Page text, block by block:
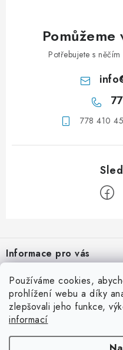
Používáme cookies,
prohlížení webu a díky
zlepšovali jeho funkce,
informací
Pomůžeme
Potřebujete s
info
778 410
pInformace pro vás
Obchodní podmínky
Podmínky ochrany osobních
Kontaktní formulář
Užitečné info
Ordinace
Kontaktní adresa
eyedent, s.r.o.